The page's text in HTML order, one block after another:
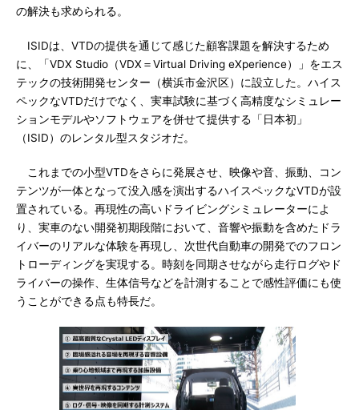
の解決も求められる。
ISIDは、VTDの提供を通じて感じた顧客課題を解決するため
に、「VDX Studio（VDX＝Virtual Driving eXperience）」をエス
テックの技術開発センター（横浜市金沢区）に設立した。ハイス
ペックなVTDだけでなく、実車試験に基づく高精度なシミュレー
ションモデルやソフトウェアを併せて提供する「日本初」
（ISID）のレンタル型スタジオだ。
これまでの小型VTDをさらに発展させ、映像や音、振動、コン
テンツが一体となって没入感を演出するハイスペックなVTDが設
置されている。再現性の高いドライビングシミュレーターによ
り、実車のない開発初期段階において、音響や振動を含めたドラ
イバーのリアルな体験を再現し、次世代自動車の開発でのフロン
トローディングを実現する。時刻を同期させながら走行ログやド
ライバーの操作、生体信号などを計測することで感性評価にも使
うことができる点も特長だ。